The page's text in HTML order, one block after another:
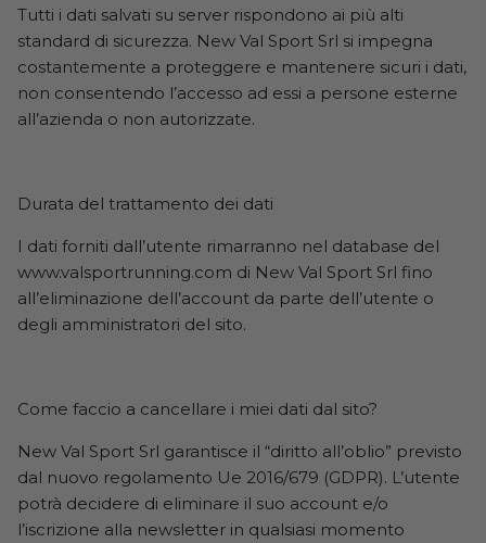
Tutti i dati salvati su server rispondono ai più alti
standard di sicurezza. New Val Sport Srl si impegna
costantemente a proteggere e mantenere sicuri i dati,
non consentendo l’accesso ad essi a persone esterne
all’azienda o non autorizzate.
Durata del trattamento dei dati
I dati forniti dall’utente rimarranno nel database del
www.valsportrunning.com di New Val Sport Srl fino
all’eliminazione dell’account da parte dell’utente o
degli amministratori del sito.
Come faccio a cancellare i miei dati dal sito?
New Val Sport Srl garantisce il “diritto all’oblio” previsto
dal nuovo regolamento Ue 2016/679 (GDPR). L’utente
potrà decidere di eliminare il suo account e/o
l’iscrizione alla newsletter in qualsiasi momento